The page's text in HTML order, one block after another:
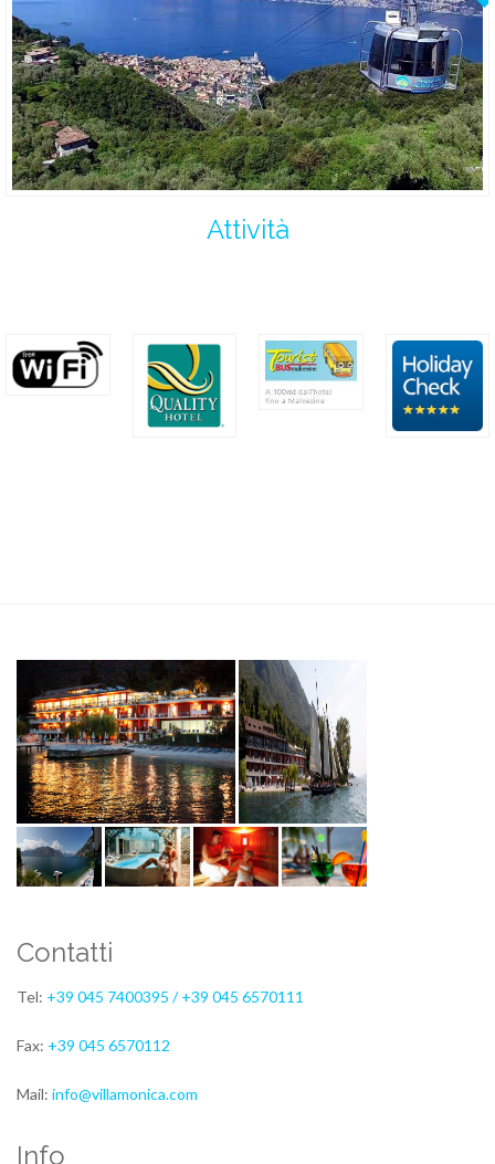
Attività
Contatti
Tel: +39 045 7400395 / +39 045 6570111
Fax: +39 045 6570112
Mail: info@villamonica.com
Info